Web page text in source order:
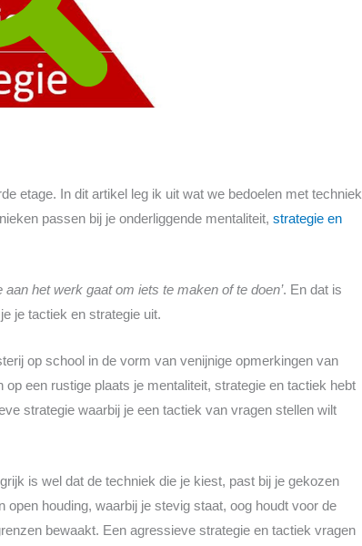
etage. In dit artikel leg ik uit wat we bedoelen met techniek
passen bij je onderliggende mentaliteit, strategie en
aan het werk gaat om iets te maken of te doen’. En dat is
je tactiek en strategie uit.
op school in de vorm van venijnige opmerkingen van
een rustige plaats je mentaliteit, strategie en tactiek hebt
strategie waarbij je een tactiek van vragen stellen wilt
is wel dat de techniek die je kiest, past bij je gekozen
houding, waarbij je stevig staat, oog houdt voor de
bewaakt. Een agressieve strategie en tactiek vragen